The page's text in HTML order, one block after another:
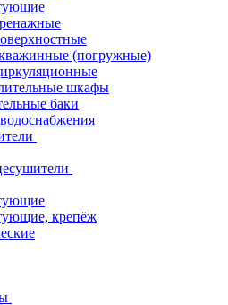
(погружные)
шкафы
баки
крепёж